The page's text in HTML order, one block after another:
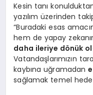
Kesin tanı
yazılım üzerinden
“Buradaki esas
hem de yapay
daha ileriye dönük
Vatandaşlarımızın
kaybına uğramadan
sağlamak temel